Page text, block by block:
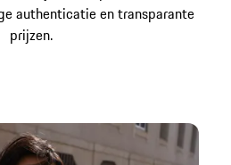
authenticatie en transparante
prijzen.